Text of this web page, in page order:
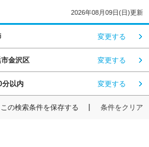
2026年08月09日(日)更新
変更する
金沢区 変更する
分以内 変更する
この検索条件を保存する 条件をクリア